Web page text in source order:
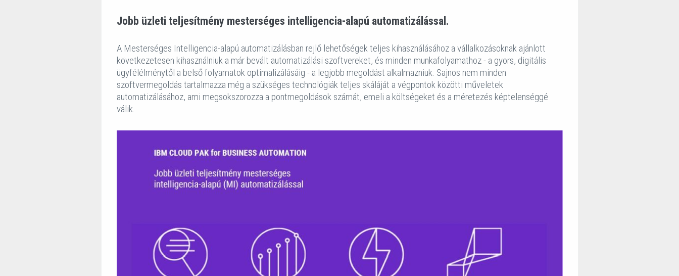
Jobb üzleti teljesítmény mesterséges intelligencia-alapú automatizálással.
A Mesterséges Intelligencia-alapú automatizálásban rejlő lehetőségek teljes kihasználásához a vállalkozásoknak ajánlott
következetesen kihasználniuk a már bevált automatizálási szoftvereket, és minden munkafolyamathoz - a gyors, digitális
ügyfélélménytől a belső folyamatok optimalizálásáig - a legjobb megoldást alkalmazniuk. Sajnos nem minden
szoftvermegoldás tartalmazza még a szükséges technológiák teljes skáláját a végpontok közötti műveletek
automatizálásához, ami megsokszorozza a pontmegoldások számát, emeli a költségeket és a méretezés képtelenséggé
válik.